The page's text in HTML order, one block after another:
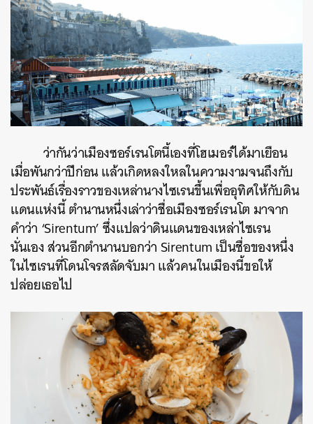
ว่ากันว่าเมืองซอร์เรนโตนี้เองที่โฮเมอร์ได้มาเยือน
เมื่อพันกว่าปีก่อน แล้วเกิดหลงใหลในความงามจนถึงกับ
ประพันธ์เรื่องราวของเหล่านางไซเรนขึ้นเพื่ออุทิศให้กับดิน
แดนแห่งนี้ ตำนานหนึ่งเล่าว่าชื่อเมืองซอร์เรนโต มาจาก
คำว่า ‘Sirentum’ ซึ่งแปลว่าดินแดนของเหล่าไซเรน
นั่นเอง ส่วนอีกตำนานบอกว่า Sirentum เป็นชื่อของหนึ่ง
ในไซเรนที่โดนโจรสลัดจับมา แล้วคนในเมืองนี้ขอให้
ปล่อยเธอไป